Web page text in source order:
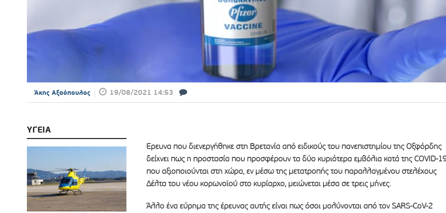
Άκης Αξαόπουλος 19/08/2021 14:53
ΥΓΕΙΑ
Έρευνα που διενεργήθηκε στη Βρετανία από ειδικούς του πανεπιστημίου της Οξφόρδης
δείχνει πως η προστασία που προσφέρουν τα δύο κυριότερα εμβόλια κατά της COVID-
που αξιοποιούνται στη χώρα, εν μέσω της μετατροπής του παραλλαγμένου στελέχους
Δέλτα του νέου κορωνοϊού στο κυρίαρχο, μειώνεται μέσα σε τρεις μήνες.
Άλλο ένα εύρημα της έρευνας αυτής είναι πως όσοι μολύνονται από τον SARS-CoV-2